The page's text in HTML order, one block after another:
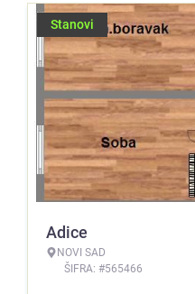
Stanovi
Adice
NOVI SAD
ŠIFRA: #565466